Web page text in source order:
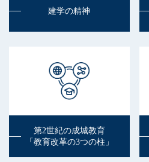
建学の精神
第2世紀の成城教育
「教育改革の3つの柱」